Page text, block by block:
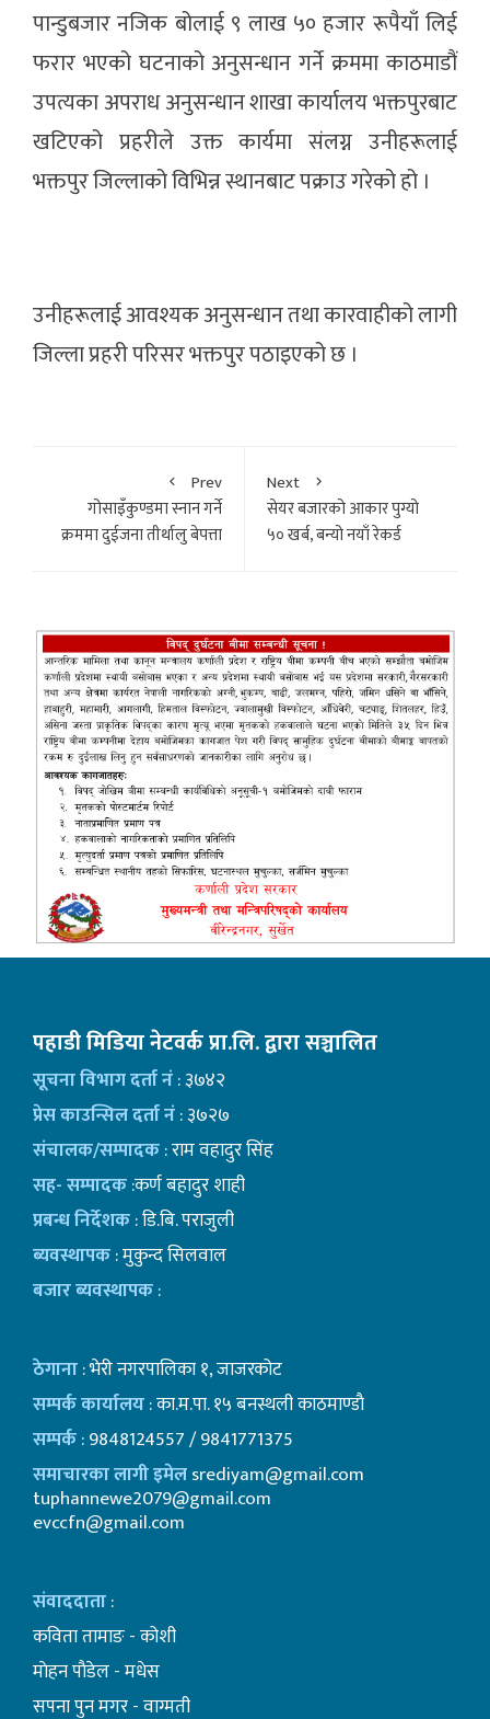
पान्डुबजार नजिक बोलाई ९ लाख ५० हजार रूपैयाँ लिई
फरार भएको घटनाको अनुसन्धान गर्ने क्रममा काठमाडौं
उपत्यका अपराध अनुसन्धान शाखा कार्यालय भक्तपुरबाट
खटिएको प्रहरीले उक्त कार्यमा संलग्न उनीहरूलाई
भक्तपुर जिल्लाको विभिन्न स्थानबाट पक्राउ गरेको हो ।
उनीहरूलाई आवश्यक अनुसन्धान तथा कारवाहीको लागी
जिल्ला प्रहरी परिसर भक्तपुर पठाइएको छ ।
Prev
गोसाइँकुण्डमा स्नान गर्ने
क्रममा दुईजना तीर्थालु बेपत्ता
Next
सेयर बजारको आकार पुग्यो
५० खर्ब, बन्यो नयाँ रेकर्ड
पहाडी मिडिया नेटवर्क प्रा.लि. द्वारा सञ्चालित
सूचना विभाग दर्ता नं: ३७४२
प्रेस काउन्सिल दर्ता नं: ३७२७
संचालक/सम्पादक: राम वहादुर सिंह
सह- सम्पादक:कर्ण बहादुर शाही
प्रबन्ध निर्देशक: डि.बि. पराजुली
ब्यवस्थापक: मुकुन्द सिलवाल
बजार ब्यवस्थापक:
ठेगाना: भेरी नगरपालिका १, जाजरकोट
सम्पर्क कार्यालय: का.म.पा. १५ बनस्थली काठमाण्डाै
सम्पर्क: 9848124557 / 9841771375
समाचारका लागी इमेलsrediyam@gmail.com
tuphannewe2079@gmail.com
evccfn@gmail.com
संवाददाता:
कविता तामाङ - कोशी
माेहन पाैडेल - मधेस
सपना पुन मगर - वाग्मती